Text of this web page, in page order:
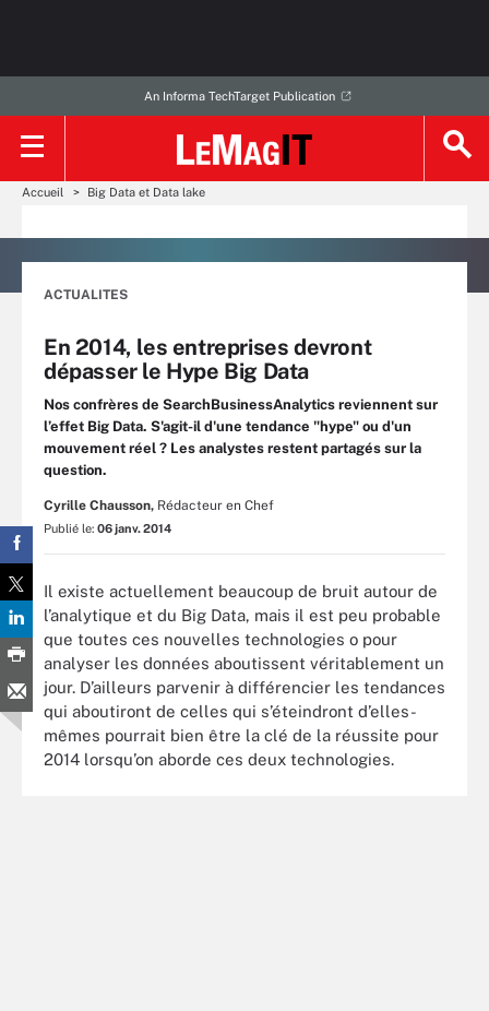
An Informa TechTarget Publication
Accueil Big Data et Data lake
ACTUALITES
En 2014, les entreprises devront
dépasser le Hype Big Data
Nos confrères de SearchBusinessAnalytics reviennent sur
l’effet Big Data. S'agit-il d'une tendance "hype" ou d'un
mouvement réel ? Les analystes restent partagés sur la
question.
Cyrille Chausson, Rédacteur en Chef
Publié le: 06 janv. 2014
Il existe actuellement beaucoup de bruit autour de
l’analytique et du Big Data, mais il est peu probable
que toutes ces nouvelles technologies o pour
analyser les données aboutissent véritablement un
jour. D’ailleurs parvenir à différencier les tendances
qui aboutiront de celles qui s’éteindront d’elles-
mêmes pourrait bien être la clé de la réussite pour
2014 lorsqu’on aborde ces deux technologies.